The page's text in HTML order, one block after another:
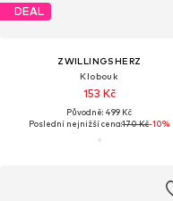
DEAL
ZWILLINGSHERZ
Klobouk
153 Kč
Původně: 499 Kč
Poslední nejnižší cena:170 Kč-10%